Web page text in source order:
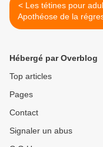
< Les tétines pour adultes :
Apothéose de la
occidentale
Hébergé par Overblog
Top articles
Pages
Contact
Signaler un abus